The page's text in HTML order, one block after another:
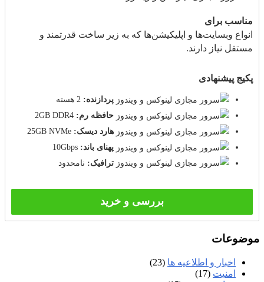
مناسب برای
انواع وبسایت‌ها و اپلیکیشن‌ها که به زیر ساخت قدرتمند و
مستقل نیاز دارند.
پکیج پیشنهادی
پردازنده:
حافظه رم:
هارد دیسک:
پهنای باند:
ترافیک: نامحدود
بررسی و خرید
موضوعات
اخبار و اطلاعیه ها (23)
امنیت (17)